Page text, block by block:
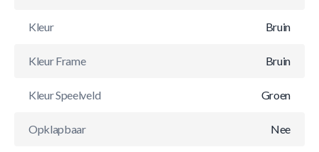
Kleur Bruin
Kleur Frame Bruin
Kleur Speelveld Groen
Opklapbaar Nee